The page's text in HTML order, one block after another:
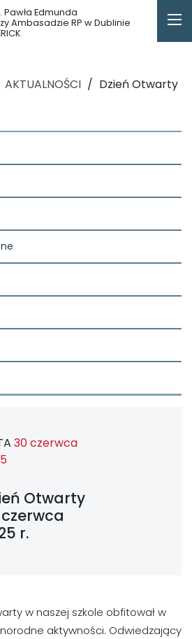
Pawła Edmunda
Ambasadzie RP w Dublinie
AKTUALNOŚCI / Dzień Otwarty
30 czerwca
Otwarty
r.
w naszej szkole obfitował w
aktywności. Odwiedzający